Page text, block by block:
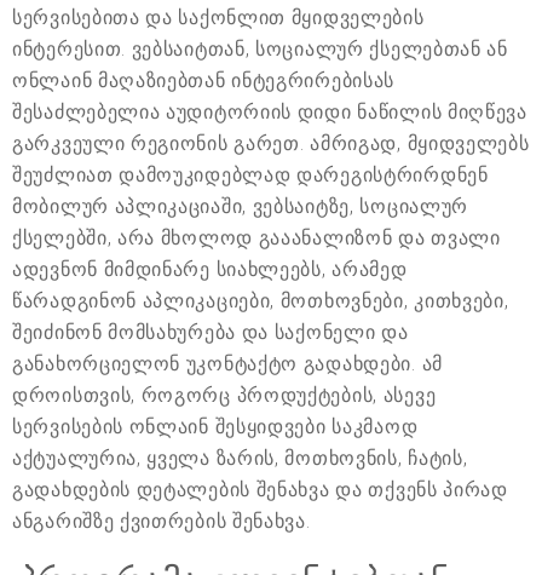
სერვისებითა და საქონლით მყიდველების
ინტერესით. ვებსაიტთან, სოციალურ ქსელებთან ან
ონლაინ მაღაზიებთან ინტეგრირებისას
შესაძლებელია აუდიტორიის დიდი ნაწილის მიღწევა
გარკვეული რეგიონის გარეთ. ამრიგად, მყიდველებს
შეუძლიათ დამოუკიდებლად დარეგისტრირდნენ
მობილურ აპლიკაციაში, ვებსაიტზე, სოციალურ
ქსელებში, არა მხოლოდ გააანალიზონ და თვალი
ადევნონ მიმდინარე სიახლეებს, არამედ
წარადგინონ აპლიკაციები, მოთხოვნები, კითხვები,
შეიძინონ მომსახურება და საქონელი და
განახორციელონ უკონტაქტო გადახდები. ამ
დროისთვის, როგორც პროდუქტების, ასევე
სერვისების ონლაინ შესყიდვები საკმაოდ
აქტუალურია, ყველა ზარის, მოთხოვნის, ჩატის,
გადახდების დეტალების შენახვა და თქვენს პირად
ანგარიშზე ქვითრების შენახვა.